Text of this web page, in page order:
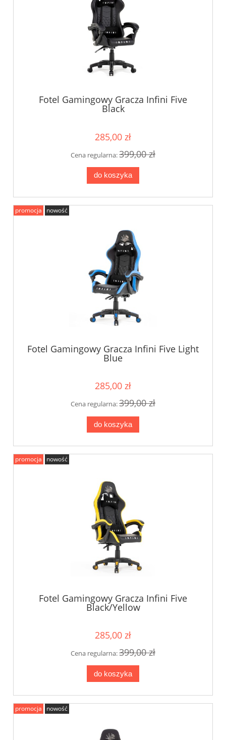
Fotel Gamingowy Gracza Infini Five
Black
285,00 zł
Cena regularna:399,00 zł
do koszyka
Fotel Gamingowy Gracza Infini Five Light
Blue
285,00 zł
Cena regularna:399,00 zł
do koszyka
promocja nowość
Fotel Gamingowy Gracza Infini Five
Black/Yellow
285,00 zł
Cena regularna:399,00 zł
do koszyka
promocja nowość
promocja nowość